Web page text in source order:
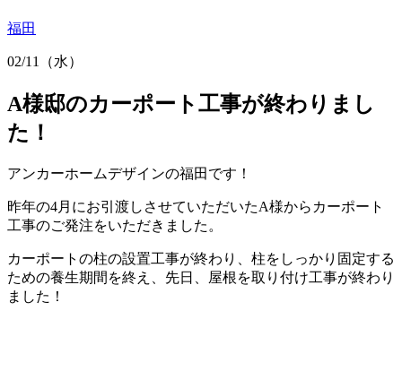
福田
02/11（水）
A様邸のカーポート工事が終わりまし
た！
アンカーホームデザインの福田です！
昨年の4月にお引渡しさせていただいたA様からカーポート
工事のご発注をいただきました。
カーポートの柱の設置工事が終わり、柱をしっかり固定する
ための養生期間を終え、先日、屋根を取り付け工事が終わり
ました！